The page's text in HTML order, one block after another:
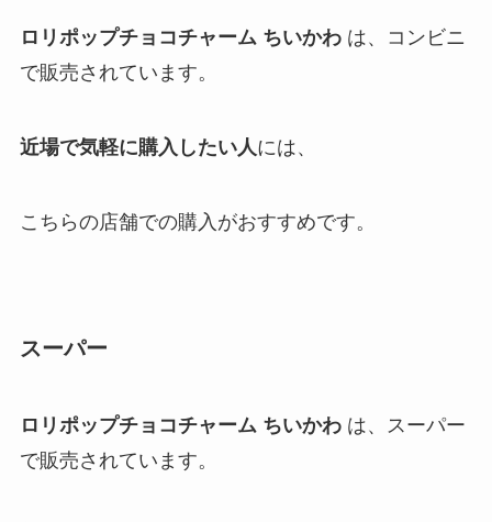
ロリポップチョコチャーム ちいかわ は、コンビニ
で販売されています。
近場で気軽に購入したい人には、
こちらの店舗での購入がおすすめです。
スーパー
ロリポップチョコチャーム ちいかわ は、スーパー
で販売されています。